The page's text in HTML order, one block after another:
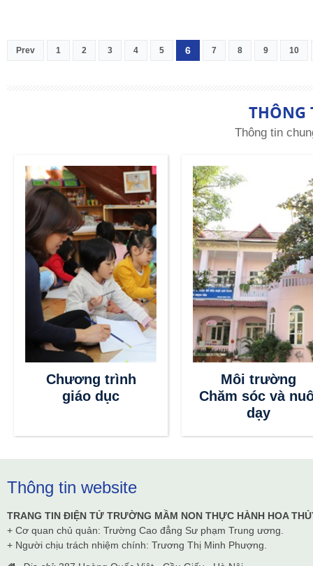
Prev 1 2 3 4 5 6 7 8 9 10
THÔNG
Thông tin
Chương trình
giáo dục
Môi trường
Chăm sóc và
dạy
Thông tin website
TRANG TIN ĐIỆN TỬ TRƯỜNG MẦM NON THỰC HÀNH HOA
+ Cơ quan chủ quản: Trường Cao đẳng Sư phạm Trung ương.
+ Người chịu trách nhiệm chính: Trương Thị Minh Phượng.